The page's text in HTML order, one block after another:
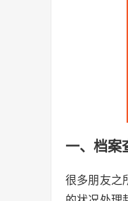
一、档案
很多朋友之